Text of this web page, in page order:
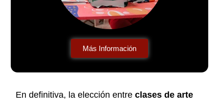
Más Información
En definitiva, la elección entreclases de arte